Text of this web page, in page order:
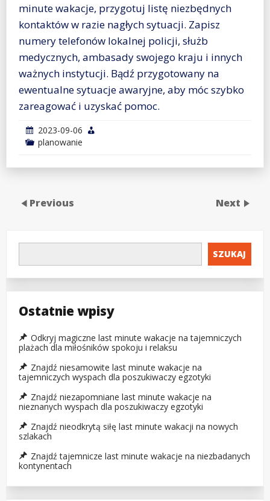
minute wakacje, przygotuj listę niezbędnych
kontaktów w razie nagłych sytuacji. Zapisz
numery telefonów lokalnej policji, służb
medycznych, ambasady swojego kraju i innych
ważnych instytucji. Bądź przygotowany na
ewentualne sytuacje awaryjne, aby móc szybko
zareagować i uzyskać pomoc.
2023-09-06
planowanie
Previous Next
SZUKAJ
Ostatnie wpisy
Odkryj magiczne last minute wakacje na tajemniczych
plażach dla miłośników spokoju i relaksu
Znajdź niesamowite last minute wakacje na
tajemniczych wyspach dla poszukiwaczy egzotyki
Znajdź niezapomniane last minute wakacje na
nieznanych wyspach dla poszukiwaczy egzotyki
Znajdź nieodkrytą siłę last minute wakacji na nowych
szlakach
Znajdź tajemnicze last minute wakacje na niezbadanych
kontynentach